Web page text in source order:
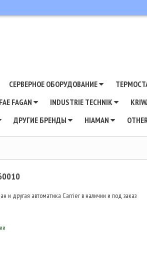
СЕРВЕРНОЕ ОБОРУДОВАНИЕ
FAE FAGAN INDUSTRIE TECHNIK
ДРУГИЕ БРЕНДЫ HIAMAN
и другая автоматика Carrier в наличии и под заказ